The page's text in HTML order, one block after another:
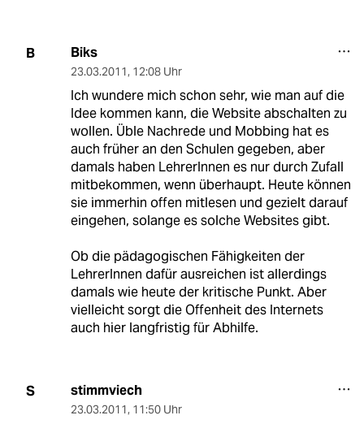
B Biks
23.03.2011, 12:08 Uhr
Ich wundere mich schon sehr, wie man auf die
Idee kommen kann, die Website abschalten zu
wollen. Üble Nachrede und Mobbing hat es
auch früher an den Schulen gegeben, aber
damals haben LehrerInnen es nur durch Zufall
mitbekommen, wenn überhaupt. Heute können
sie immerhin offen mitlesen und gezielt darauf
eingehen, solange es solche Websites gibt.
Ob die pädagogischen Fähigkeiten der
LehrerInnen dafür ausreichen ist allerdings
damals wie heute der kritische Punkt. Aber
vielleicht sorgt die Offenheit des Internets
auch hier langfristig für Abhilfe.
S stimmviech
23.03.2011, 11:50 Uhr